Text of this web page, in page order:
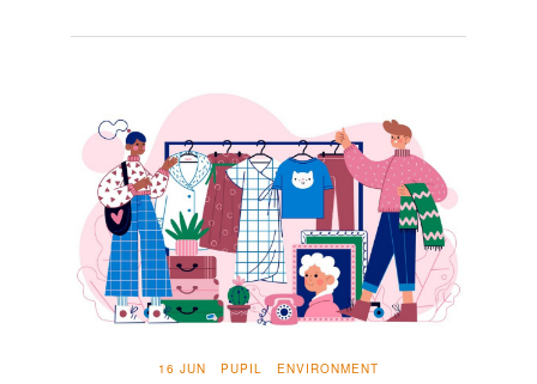
16 JUN PUPIL ENVIRONMENT